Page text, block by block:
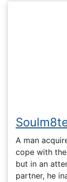
A man
cope with
but in an
partner, he